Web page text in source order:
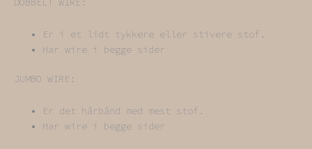
Er i et lidt tykkere eller stivere stof.
Har wire i begge sider
JUMBO WIRE:
Er det hårbånd med mest stof.
Har wire i begge sider